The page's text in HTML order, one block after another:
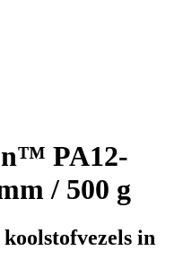
PA12-
/ 500 g
in